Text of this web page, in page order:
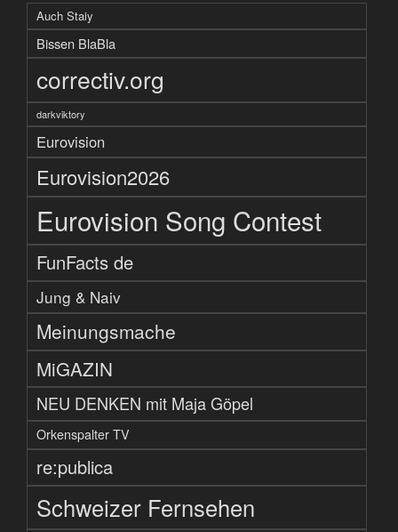
Auch Staiy
Bissen BlaBla
correctiv.org
darkviktory
Eurovision
Eurovision2026
Eurovision Song Contest
FunFacts de
Jung & Naiv
Meinungsmache
MiGAZIN
NEU DENKEN mit Maja Göpel
Orkenspalter TV
re:publica
Schweizer Fernsehen